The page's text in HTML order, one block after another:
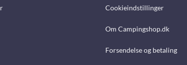
Cookieindstillinger
Om Campingshop.dk
Forsendelse og betaling